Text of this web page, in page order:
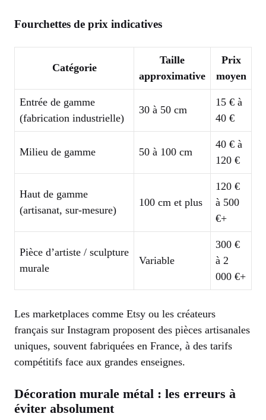
Fourchettes de prix indicatives
Catégorie
Taille
approximative
Prix
moyen
Entrée de gamme
(fabrication industrielle)
30 à 50 cm
15 € à
40 €
Milieu de gamme 50 à 100 cm
40 € à
120 €
Haut de gamme
(artisanat, sur-mesure)
100 cm et plus
120 €
à 500
€+
Pièce d’artiste / sculpture
murale
Variable
300 €
à 2
000 €+
Les marketplaces comme Etsy ou les créateurs
français sur Instagram proposent des pièces artisanales
uniques, souvent fabriquées en France, à des tarifs
compétitifs face aux grandes enseignes.
Décoration murale métal : les erreurs à
éviter absolument